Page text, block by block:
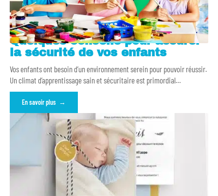
Quelques conseils pour assurer
la sécurité de vos enfants
Vos enfants ont besoin d’un environnement serein pour pouvoir réussir.
Un climat d’apprentissage sain et sécuritaire est primordial…
En savoir plus